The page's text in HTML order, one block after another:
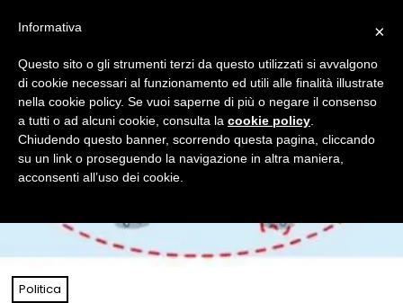
Politica
×
Informativa
Questo sito o gli strumenti terzi da questo utilizzati si avvalgono
di cookie necessari al funzionamento ed utili alle finalità illustrate
nella cookie policy. Se vuoi saperne di più o negare il consenso
a tutti o ad alcuni cookie, consulta la cookie policy
Chiudendo questo banner, scorrendo questa pagina, cliccando
su un link o proseguendo la navigazione in altra maniera,
acconsenti all’uso dei cookie.